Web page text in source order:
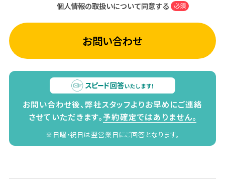
個人情報の取扱いについて同意する 必須
お問い合わせ
お問い合わせ後、弊社スタッフよりお早めにご連絡
させていただきます。予約確定ではありません。
※日曜・祝日は翌営業日にご回答となります。